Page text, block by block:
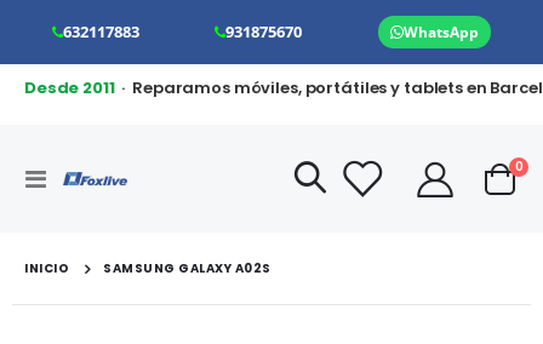
632117883 931875670 WhatsApp
Desde 2011· Reparamos móviles, portátiles y tablets en
Toggle
Cart
0
INICIO SAMSUNG GALAXY A02S